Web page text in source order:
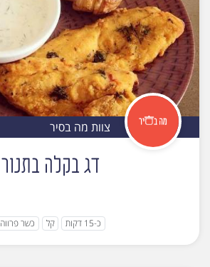
צוות מה בסיר
דג בקלה בתנור
כ-15 דקות קל כשר פרווה